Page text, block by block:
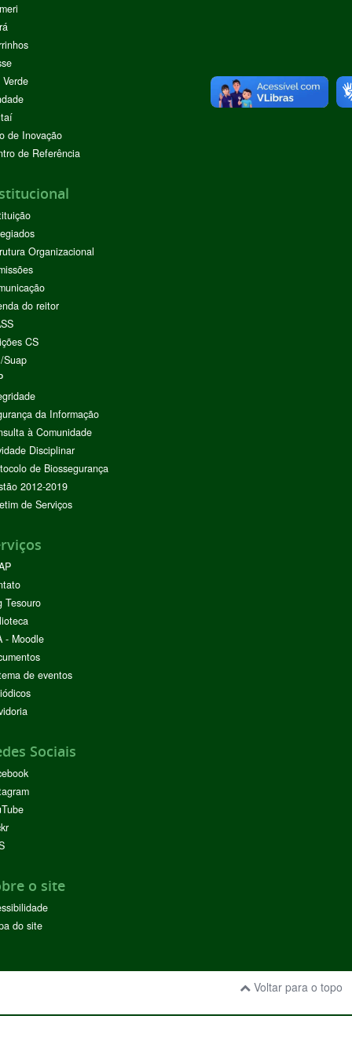
de Inovação
de Referência
Organizacional
do reitor
CS
Suap
da Informação
à Comunidade
Disciplinar
de Biossegurança
2012-2019
de Serviços
Tesouro
- Moodle
de eventos
Sociais
o site
do site
Voltar para o topo